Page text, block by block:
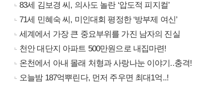
83세 김보경 씨, 의사도 놀란 ‘압도적 피지컬’
71세 민혜숙 씨, 미인대회 평정한 ‘방부제 여신’
세계에서 가장 큰 중요부위를 가진 남자의 진실
천안 대단지 아파트 500만원으로 내집마련!
온천에서 아내 몰래 처형과 사랑나눈 이야기..충격!
오늘밤 187억뿌린다, 먼저 주우면 최대1억..!